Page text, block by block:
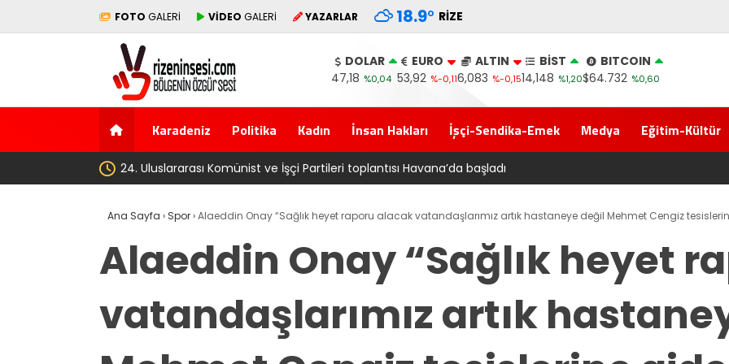
FOTO GALERİ VİDEO GALERİ YAZARLAR 18.9° RIZE
DOLAR
47,18 %0,04
EURO
53,92 %-0,11
ALTIN
6,083 %-0,15
BİST
14,148 %1,20
BITCOIN
$64.732 %0,60
Karadeniz Politika Kadın İnsan Hakları İşçi-Sendika-Emek Medya Eğitim-Kültür
‘Çerçeve yasa’ kanun teklifi Adalet Komisyonu’ndan geçti
Ana Sayfa › Spor›Alaeddin Onay “Sağlık heyet raporu alacak vatandaşlarımız artık hastaneye değil Mehmet Cengiz
Alaeddin Onay “Sağlık heyet
vatandaşlarımız artık